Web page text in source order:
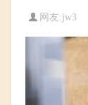
网友:jw3